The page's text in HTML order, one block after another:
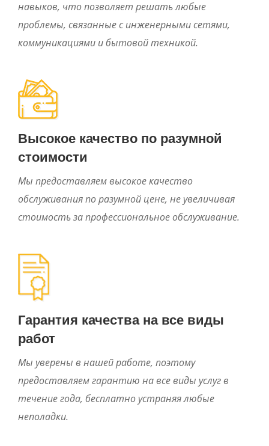
навыков, что позволяет решать любые
проблемы, связанные с инженерными сетями,
коммуникациями и бытовой техникой.
Высокое качество по разумной
стоимости
Мы предоставляем высокое качество
обслуживания по разумной цене, не увеличивая
стоимость за профессиональное обслуживание.
Гарантия качества на все виды
работ
Мы уверены в нашей работе, поэтому
предоставляем гарантию на все виды услуг в
течение года, бесплатно устраняя любые
неполадки.